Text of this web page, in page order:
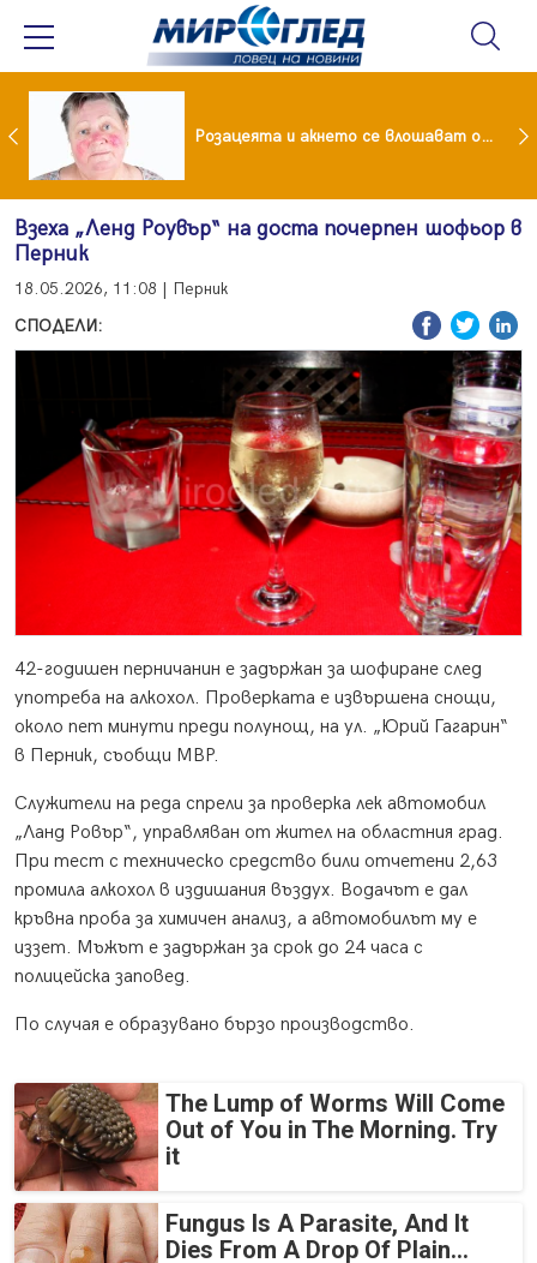
Симона Пейчева отиде на море след убийството на Владо Загатото, скарала се с него за пари Розацеята и акнето се влошават от слънцето
Взеха „Ленд Роувър“ на доста почерпен шофьор в
Перник
18.05.2026, 11:08 | Перник
СПОДЕЛИ:
42-годишен перничанин е задържан за шофиране след
употреба на алкохол. Проверката е извършена снощи,
около пет минути преди полунощ, на ул. „Юрий Гагарин“
в Перник, съобщи МВР.
Служители на реда спрели за проверка лек автомобил
„Ланд Ровър“, управляван от жител на областния град.
При тест с техническо средство били отчетени 2,63
промила алкохол в издишания въздух. Водачът е дал
кръвна проба за химичен анализ, а автомобилът му е
иззет. Мъжът е задържан за срок до 24 часа с
полицейска заповед.
По случая е образувано бързо производство.
The Lump of Worms Will Come
Out of You in The Morning. Try
it
Fungus Is A Parasite, And It
Dies From A Drop Of Plain...